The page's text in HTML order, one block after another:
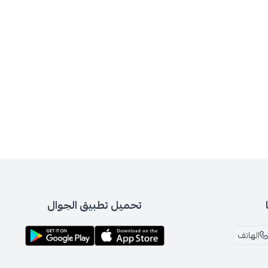
الهاتف
تحميل تطبيق الجوال